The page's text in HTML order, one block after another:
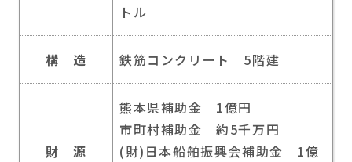
トル
構 造 鉄筋コンクリート 5階建
財 源
熊本県補助金 1億円
市町村補助金 約5千万円
(財)日本船舶振興会補助金 1億